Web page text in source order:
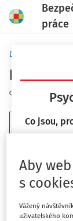
práce
Co jsou,
Domů
Sledovat téma
Filtr
Počet
Řadit podle
Aby
s
Vážený
uživatelského